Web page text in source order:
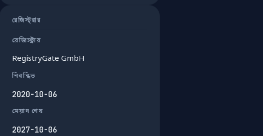
রেজিস্ট্রার
রেজিস্ট্রার
RegistryGate GmbH
নিবন্ধিত
2020-10-06
মেয়াদ শেষ
2027-10-06